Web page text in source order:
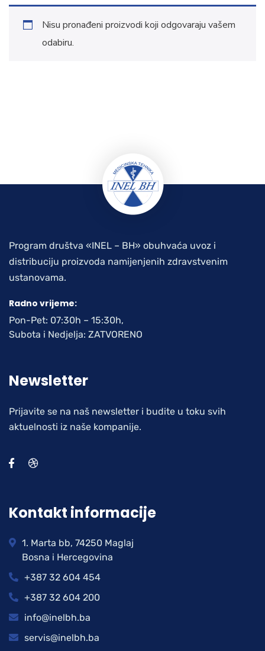
Nisu pronađeni proizvodi koji odgovaraju vašem
odabiru.
Program društva «INEL – BH» obuhvaća uvoz i
distribuciju proizvoda namijenjenih zdravstvenim
ustanovama.
Radno vrijeme:
Pon-Pet: 07:30h – 15:30h,
Subota i Nedjelja: ZATVORENO
Newsletter
Prijavite se na naš newsletter i budite u toku svih
aktuelnosti iz naše kompanije.
Kontakt informacije
1. Marta bb, 74250 Maglaj
Bosna i Hercegovina
+387 32 604 454
+387 32 604 200
info@inelbh.ba
servis@inelbh.ba